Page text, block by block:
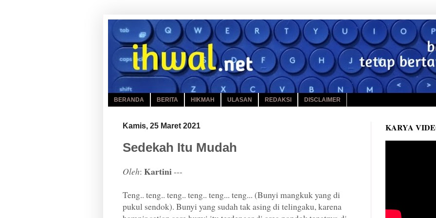
BERANDA BERITA HIKMAH ULASAN REDAKSI DISCLAIMER
Kamis, 25 Maret 2021
Sedekah Itu Mudah
Oleh: Kartini---
Teng.. teng.. teng.. teng.. teng... teng... (Bunyi mangkuk yang di
pukul sendok). Bunyi yang sudah tak asing di telingaku, karena
KARYA